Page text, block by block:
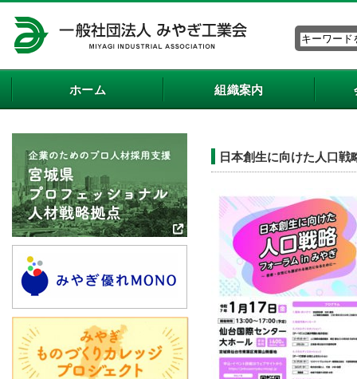
ホーム 組織案内
日本創生に向けた人口